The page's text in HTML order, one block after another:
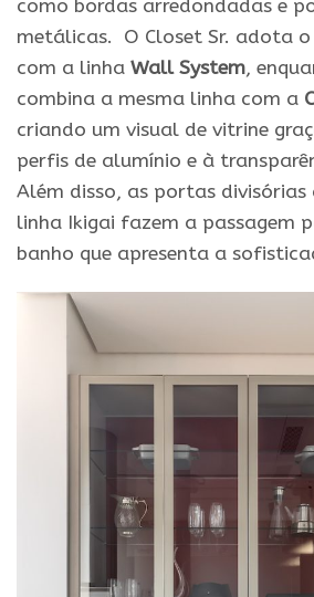
como bordas arredondadas e
metálicas. O Closet Sr. adota
com a linha Wall System,
combina a mesma linha com a
criando um visual de vitrine
perfis de alumínio e à
Além disso, as portas divisórias
linha Ikigai fazem a passagem
banho que apresenta a